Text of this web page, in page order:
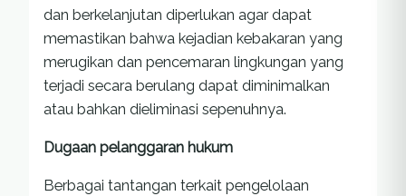
dan berkelanjutan diperlukan agar dapat
memastikan bahwa kejadian kebakaran yang
merugikan dan pencemaran lingkungan yang
terjadi secara berulang dapat diminimalkan
atau bahkan dieliminasi sepenuhnya.
Dugaan pelanggaran hukum
Berbagai tantangan terkait pengelolaan